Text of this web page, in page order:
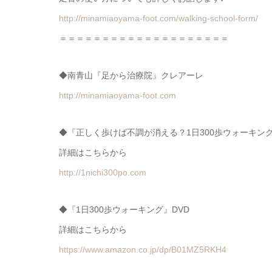
http://minamiaoyama-foot.com/walking-school-form/
＝＝＝＝＝＝＝＝＝＝＝＝＝＝＝＝＝＝＝＝
◆南青山『足から治療院』クレアーレ
http://minamiaoyama-foot.com
◆『正しく歩けば不調が消える？1日300歩ウォーキン
詳細はこちらから
http://1nichi300po.com
◆『1日300歩ウォーキング』DVD
詳細はこちらから
https://www.amazon.co.jp/dp/B01MZ5RKH4